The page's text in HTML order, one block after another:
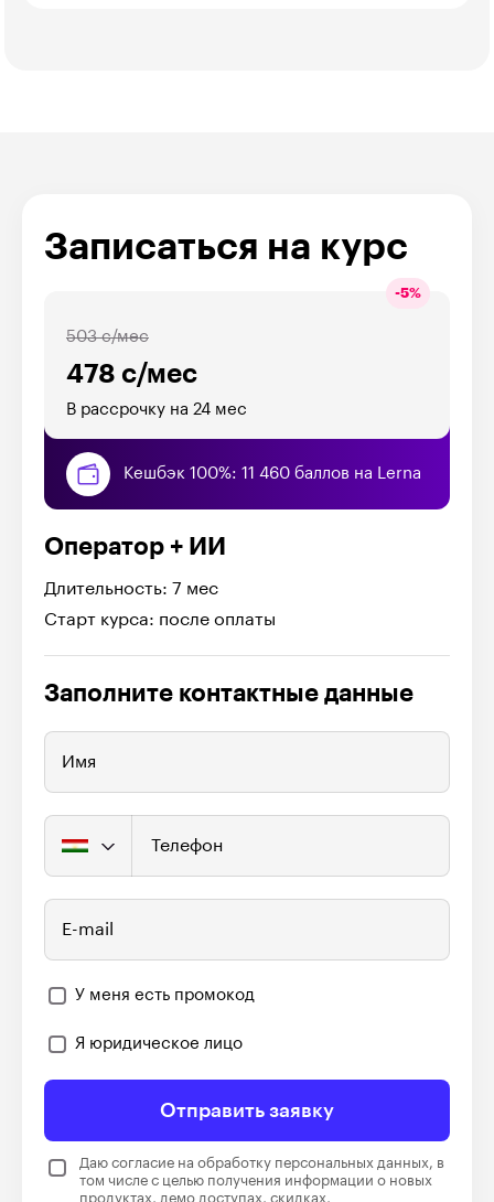
Записаться на курс
-5%
478 с/мес
503 с/мес
В рассрочку на 24 мес
Кешбэк 100%: 11 460 баллов на Lerna
Оператор + ИИ
Длительность: 7 мес
Старт курса: после оплаты
Заполните контактные данные
Имя
Телефон
E-mail
У меня есть промокод
Я юридическое лицо
Отправить заявку
Даю согласие на обработку персональных данных, в
том числе с целью получения информации о новых
продуктах, демо доступах, скидках,